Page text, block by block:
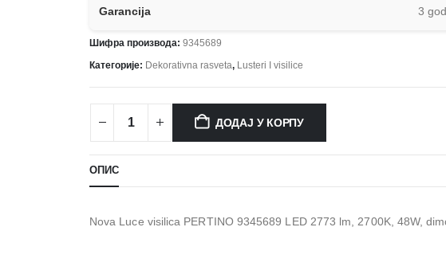
Garancija 3
Шифра производа: 9345689
Категорије: Dekorativna rasveta, Lusteri I visilice
ДОДАЈ У КОРПУ
ОПИС
Nova Luce visilica PERTINO 9345689 LED 2773 lm, 2700K, 48W,